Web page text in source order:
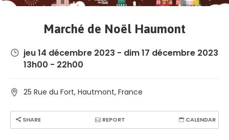
Marché de Noël Haumont
jeu 14 décembre 2023 - dim 17 décembre 2023
13h00 - 22h00
25 Rue du Fort, Hautmont, France
SHARE REPORT CALENDAR